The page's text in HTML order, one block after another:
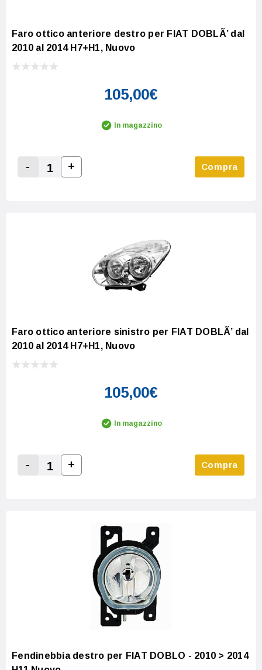
Faro ottico anteriore destro per FIAT DOBLÃ’ dal
2010 al 2014 H7+H1, Nuovo
105,00€
In magazzino
Decrease Quantity:
-
Increase Quantity:
+ Compra
Faro ottico anteriore sinistro per FIAT DOBLÃ’ dal
2010 al 2014 H7+H1, Nuovo
105,00€
In magazzino
Decrease Quantity:
-
Increase Quantity:
+ Compra
Fendinebbia destro per FIAT DOBLO - 2010 > 2014